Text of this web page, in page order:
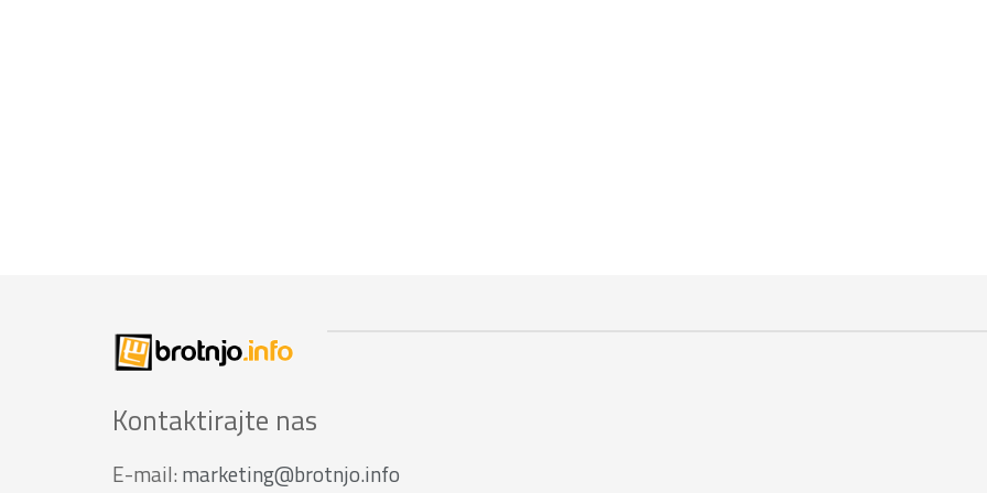
Kontaktirajte nas
E-mail: marketing@brotnjo.info